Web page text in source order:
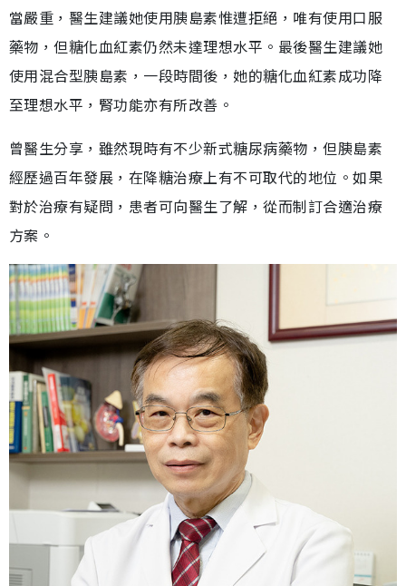
當嚴重，醫生建議她使用胰島素惟遭拒絕，唯有使用口服
藥物，但糖化血紅素仍然未達理想水平。最後醫生建議她
使用混合型胰島素，一段時間後，她的糖化血紅素成功降
至理想水平，腎功能亦有所改善。
曾醫生分享，雖然現時有不少新式糖尿病藥物，但胰島素
經歷過百年發展，在降糖治療上有不可取代的地位。如果
對於治療有疑問，患者可向醫生了解，從而制訂合適治療
方案。